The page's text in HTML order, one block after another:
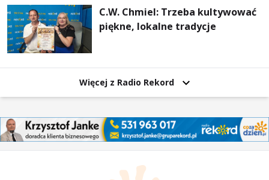
C.W. Chmiel: Trzeba kultywować
piękne, lokalne tradycje
Więcej z Radio Rekord